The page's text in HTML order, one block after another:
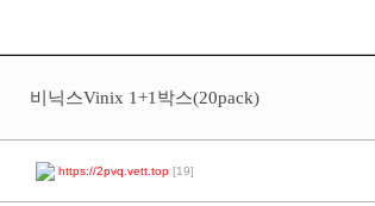
비닉스Vinix 1+1박스(20pack)
https://2pvq.vett.top [19]